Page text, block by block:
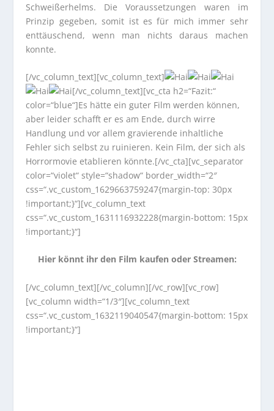
Schweißerhelms. Die Voraussetzungen waren im
Prinzip gegeben, somit ist es für mich immer sehr
enttäuschend, wenn man nichts daraus machen
konnte.
[/vc_column_text][vc_column_text]
[/vc_column_text][vc_cta h2=“Fazit:“
color=“blue“]Es hätte ein guter Film werden können,
aber leider schafft er es am Ende, durch wirre
Handlung und vor allem gravierende inhaltliche
Fehler sich selbst zu ruinieren. Kein Film, der sich als
Horrormovie etablieren könnte.[/vc_cta][vc_separator
color=“violet“ style=“shadow“ border_width=“2″
css=“.vc_custom_1629663759247{margin-top: 30px
!important;}“][vc_column_text
css=“.vc_custom_1631116932228{margin-bottom: 15px
!important;}“]
Hier könnt ihr den Film kaufen oder Streamen:
[/vc_column_text][/vc_column][/vc_row][vc_row]
[vc_column width=“1/3″][vc_column_text
css=“.vc_custom_1632119040547{margin-bottom: 15px
!important;}“]